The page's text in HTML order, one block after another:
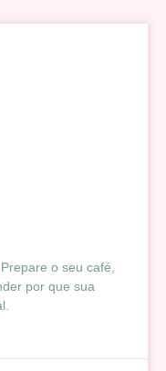
o seu café,
por que sua